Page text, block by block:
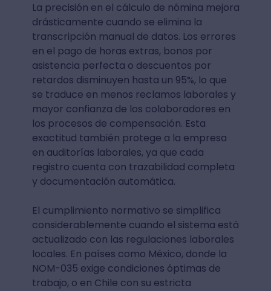
La precisión en el cálculo de nómina mejora
drásticamente cuando se elimina la
transcripción manual de datos. Los errores
en el pago de horas extras, bonos por
asistencia perfecta o descuentos por
retardos disminuyen hasta un 95%, lo que
se traduce en menos reclamos laborales y
mayor confianza de los colaboradores en
los procesos de compensación. Esta
exactitud también protege a la empresa
en auditorías laborales, ya que cada
registro cuenta con trazabilidad completa
y documentación automática.
El cumplimiento normativo se simplifica
considerablemente cuando el sistema está
actualizado con las regulaciones laborales
locales. En países como México, donde la
NOM-035 exige condiciones óptimas de
trabajo, o en Chile con su estricta